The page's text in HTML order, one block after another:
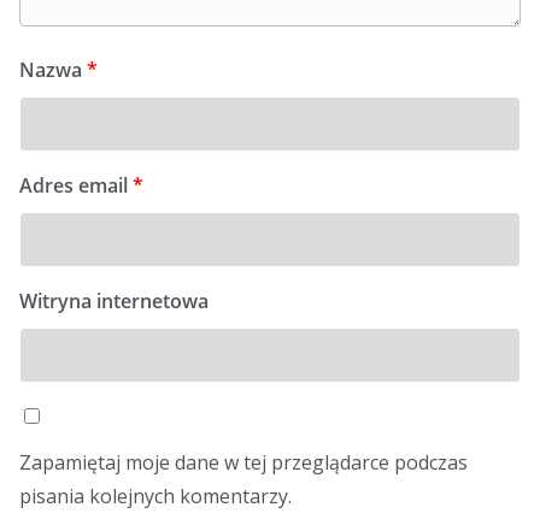
Nazwa *
Adres email*
Witryna internetowa
Zapamiętaj moje dane w tej przeglądarce podczas
pisania kolejnych komentarzy.